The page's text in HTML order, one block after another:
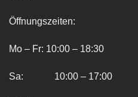
Öffnungszeiten:
Mo – Fr: 10:00 – 18:30
Sa: 10:00 – 17:00